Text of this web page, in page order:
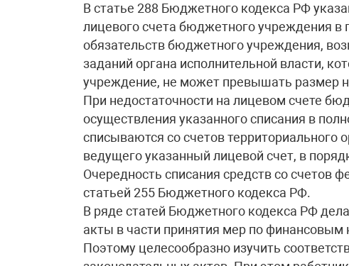
В статье 288 Бюджетного кодекса РФ
лицевого счета бюджетного учреждения в
обязательств бюджетного учреждения,
заданий органа исполнительной власти,
учреждение, не может превышать размер
При недостаточности на лицевом счете
осуществления указанного списания в
списываются со счетов территориального
ведущего указанный лицевой счет, в
Очередность списания средств со счетов
статьей 255 Бюджетного кодекса РФ.
В ряде статей Бюджетного кодекса РФ
акты в части принятия мер по
Поэтому целесообразно изучить